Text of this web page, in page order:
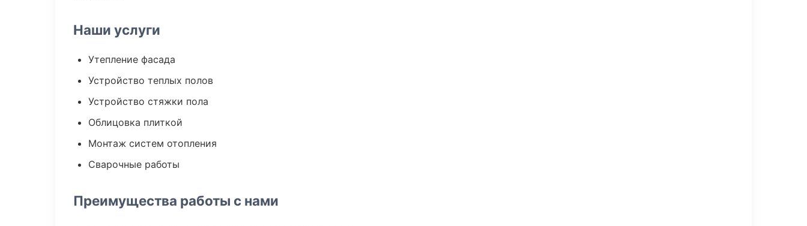
Наши услуги
Утепление фасада
Устройство теплых полов
Устройство стяжки пола
Облицовка плиткой
Монтаж систем отопления
Сварочные работы
Преимущества работы с нами